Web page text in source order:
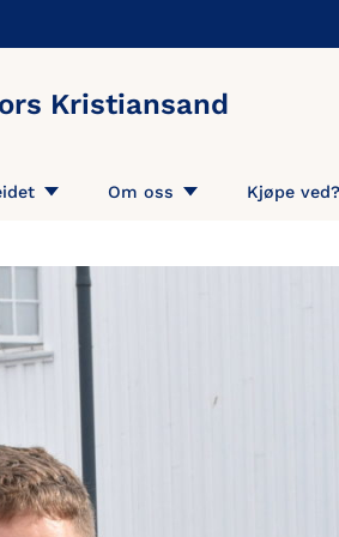
Kristiansand
Om oss Kjøpe ved?